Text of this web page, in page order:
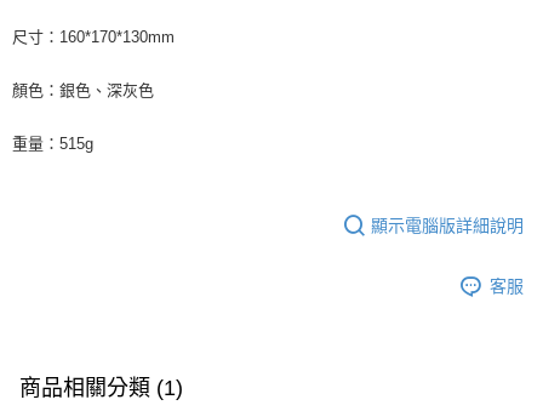
尺寸：160*170*130mm
顏色：銀色、深灰色
重量：515g
顯示電腦版詳細說明
客服
商品相關分類 (1)